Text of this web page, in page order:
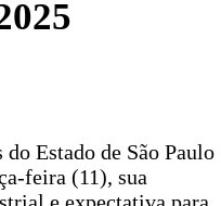
Estado de São Paulo
feira (11), sua